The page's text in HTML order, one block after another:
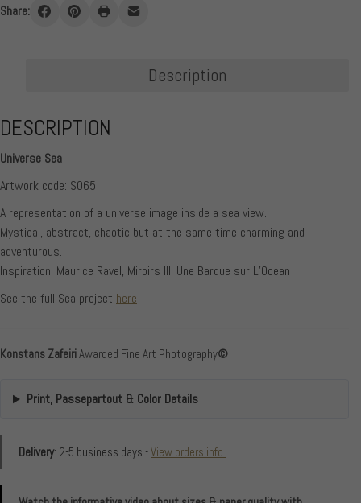
Sea
Share:
Description
DESCRIPTION
Universe Sea
Artwork code: S065
A representation of a universe image inside a sea view.
Mystical, abstract, chaotic but at the same time charming and
adventurous.
Inspiration: Maurice Ravel, Miroirs III. Une Barque sur L’Ocean
See the full Sea project here
Konstans ZafeiriAwarded Fine Art Photography©
Print, Passepartout & Color Details
Delivery: 2-5 business days -View orders info.